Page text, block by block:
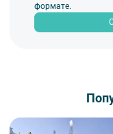
формате.